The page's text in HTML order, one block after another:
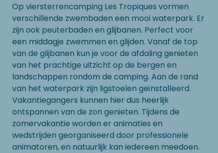
Op viersterrencamping Les Tropiques vormen
verschillende zwembaden een mooi waterpark. Er
zijn ook peuterbaden en glijbanen. Perfect voor
een middagje zwemmen en glijden. Vanaf de top
van de glijbanen kun je voor de afdaling genieten
van het prachtige uitzicht op de bergen en
landschappen rondom de camping. Aan de rand
van het waterpark zijn ligstoelen geïnstalleerd.
Vakantiegangers kunnen hier dus heerlijk
ontspannen van de zon genieten. Tijdens de
zomervakantie worden er animaties en
wedstrijden georganiseerd door professionele
animatoren, en natuurlijk kan iedereen meedoen.